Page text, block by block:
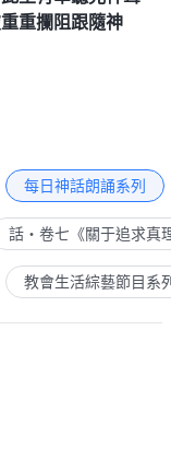
重攔阻跟隨神
每日神話朗誦系列
話・卷七《關于追求真
教會生活綜藝節目系